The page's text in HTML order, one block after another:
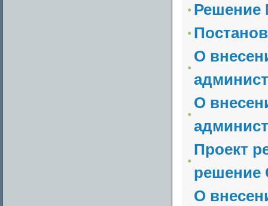
Решение
О
О
Проект
решение
О